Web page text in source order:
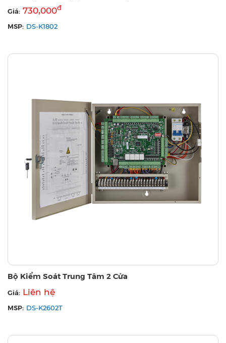
Giá: 730,000đ
MSP: DS-K1802
Bộ Kiểm Soát Trung Tâm 2 Cửa
Giá: Liên hệ
MSP: DS-K2602T